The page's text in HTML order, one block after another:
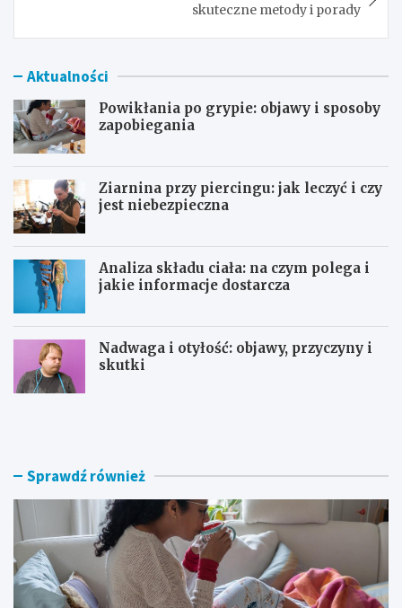
skuteczne metody i porady
Aktualności
Powikłania po grypie: objawy i sposoby
zapobiegania
Ziarnina przy piercingu: jak leczyć i czy
jest niebezpieczna
Analiza składu ciała: na czym polega i
jakie informacje dostarcza
Nadwaga i otyłość: objawy, przyczyny i
skutki
P
ł
n
a
p
o
Z
i
a
p
r
z
y
Sprawdź również